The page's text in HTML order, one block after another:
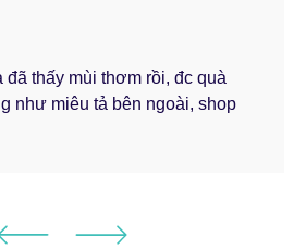
thấy mùi thơm rồi, đc quà
như miêu tả bên ngoài, shop